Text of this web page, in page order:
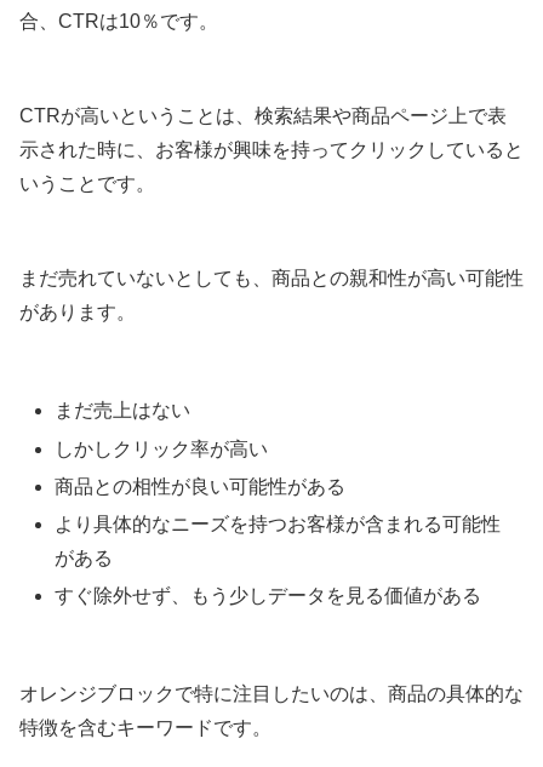
合、CTRは10％です。
CTRが高いということは、検索結果や商品ページ上で表
示された時に、お客様が興味を持ってクリックしていると
いうことです。
まだ売れていないとしても、商品との親和性が高い可能性
があります。
まだ売上はない
しかしクリック率が高い
商品との相性が良い可能性がある
より具体的なニーズを持つお客様が含まれる可能性
がある
すぐ除外せず、もう少しデータを見る価値がある
オレンジブロックで特に注目したいのは、商品の具体的な
特徴を含むキーワードです。